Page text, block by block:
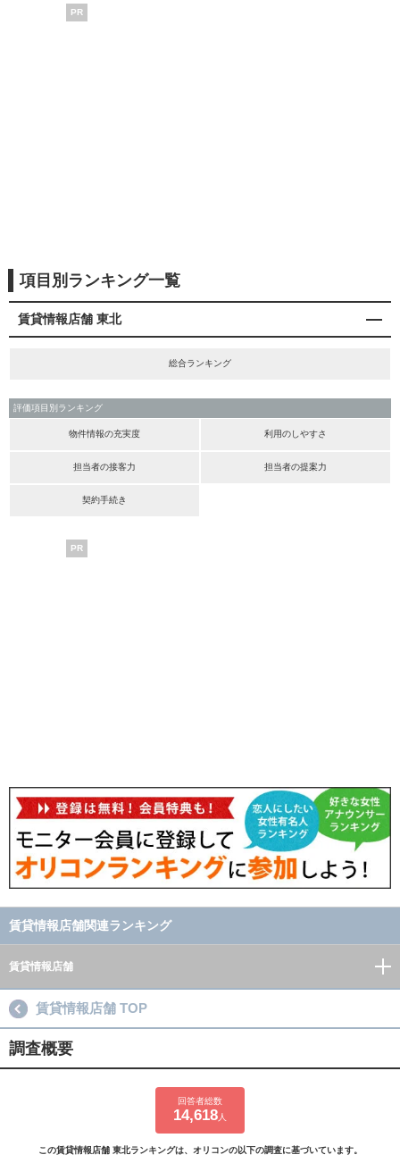
PR
項目別ランキング一覧
賃貸情報店舗 東北
総合ランキング
評価項目別ランキング
物件情報の充実度 利用のしやすさ
担当者の接客力 担当者の提案力
契約手続き
PR
賃貸情報店舗関連ランキング
賃貸情報店舗
賃貸情報店舗 TOP
調査概要
回答者総数
14,618 人
この賃貸情報店舗 東北ランキングは、オリコンの以下の調査に基づいています。